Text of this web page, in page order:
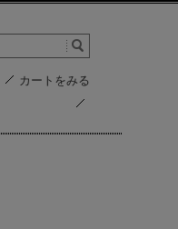
カートをみる